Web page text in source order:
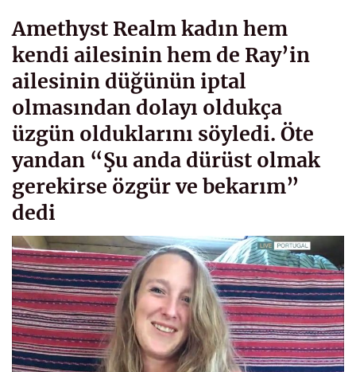
Amethyst Realm kadın hem
kendi ailesinin hem de Ray’in
ailesinin düğünün iptal
olmasından dolayı oldukça
üzgün olduklarını söyledi. Öte
yandan “Şu anda dürüst olmak
gerekirse özgür ve bekarım”
dedi